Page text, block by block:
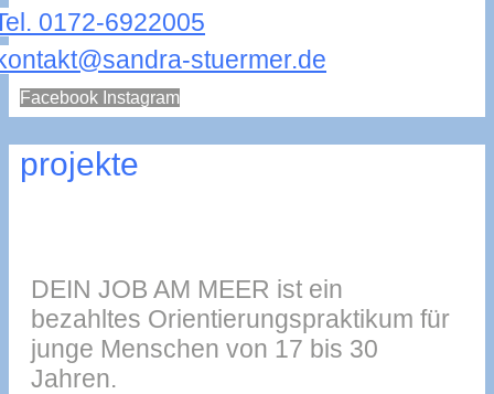
0172-6922005
stuermer.de
Facebook Instagram
projekte
DEIN JOB AM MEER ist ein
bezahltes Orientierungspraktikum für
junge Menschen von 17 bis 30
Jahren.